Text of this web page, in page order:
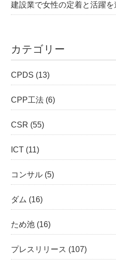
建設業で女性の定着と活躍を
カテゴリー
CPDS (13)
CPP工法 (6)
CSR (55)
ICT (11)
コンサル (5)
ダム (16)
ため池 (16)
プレスリリース (107)